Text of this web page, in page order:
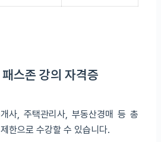
스존 강의 자격증
사, 주택관리사, 부동산경매 등 총
한으로 수강할 수 있습니다.